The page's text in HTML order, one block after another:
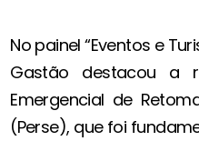
No painel “Eventos e
Gastão destacou a
Emergencial de
(Perse), que foi